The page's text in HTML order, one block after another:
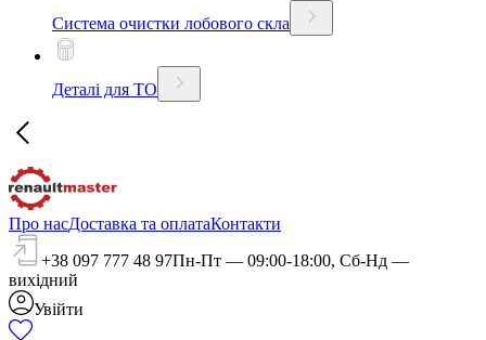
Система очистки лобового скла
Деталі для ТО
Про насДоставка та оплатаКонтакти
+38 097 777 48 97Пн-Пт — 09:00-18:00, Сб-Нд —
вихідний
Увійти